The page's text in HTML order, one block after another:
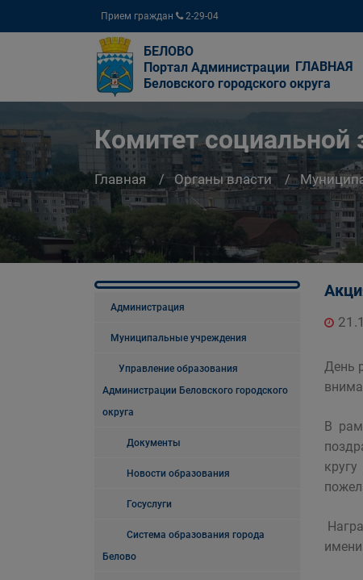
Прием граждан 2-29-04
БЕЛОВО
Портал Администрации
Беловского городского округа
ГЛАВНАЯ
Комитет
Главная Органы власти
Администрация
Муниципальные учреждения
Управление образования
Администрации Беловского городского
округа
Документы
Новости образования
Госуслуги
Система образования города
Белово
День
В